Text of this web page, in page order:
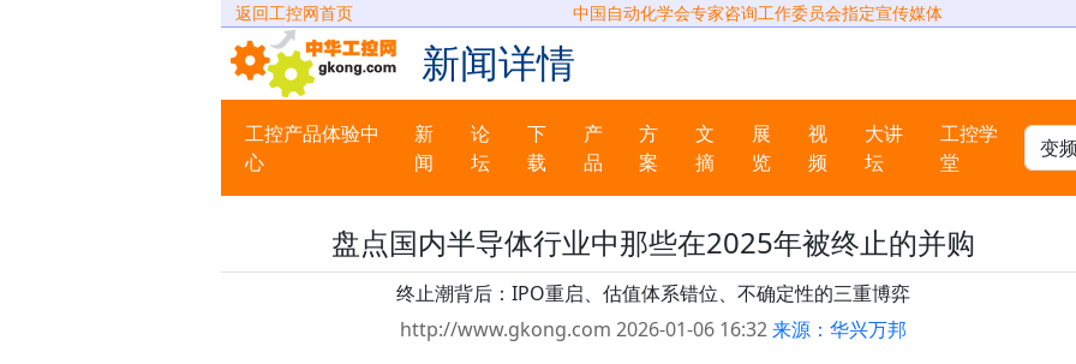
返回工控网首页 中国自动化学会专家咨询工作委员会指定宣传媒体
新闻详情
工控产品体验中
心
新
闻
论
坛
下
载
产
品
方
案
文
摘
展
览
视
频
大讲
坛
工控学
堂
盘点国内半导体行业中那些在2025年被终止的并购
终止潮背后：IPO重启、估值体系错位、不确定性的三重博弈
http://www.gkong.com 2026-01-06 16:32来源：华兴万邦